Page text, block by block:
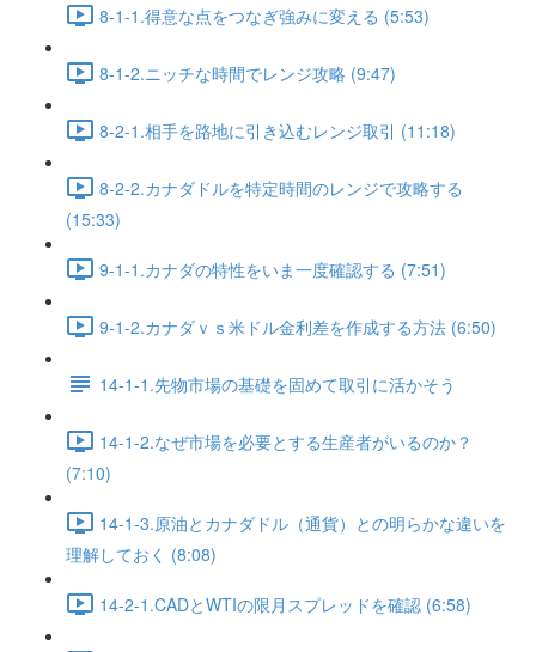
8-1-1.得意な点をつなぎ強みに変える (5:53)
8-1-2.ニッチな時間でレンジ攻略 (9:47)
8-2-1.相手を路地に引き込むレンジ取引 (11:18)
8-2-2.カナダドルを特定時間のレンジで攻略する
(15:33)
9-1-1.カナダの特性をいま一度確認する (7:51)
9-1-2.カナダｖｓ米ドル金利差を作成する方法 (6:50)
14-1-1.先物市場の基礎を固めて取引に活かそう
14-1-2.なぜ市場を必要とする生産者がいるのか？
(7:10)
14-1-3.原油とカナダドル（通貨）との明らかな違いを
理解しておく (8:08)
14-2-1.CADとWTIの限月スプレッドを確認 (6:58)